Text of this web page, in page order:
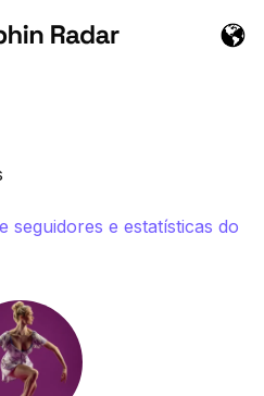
seguidores e estatísticas do